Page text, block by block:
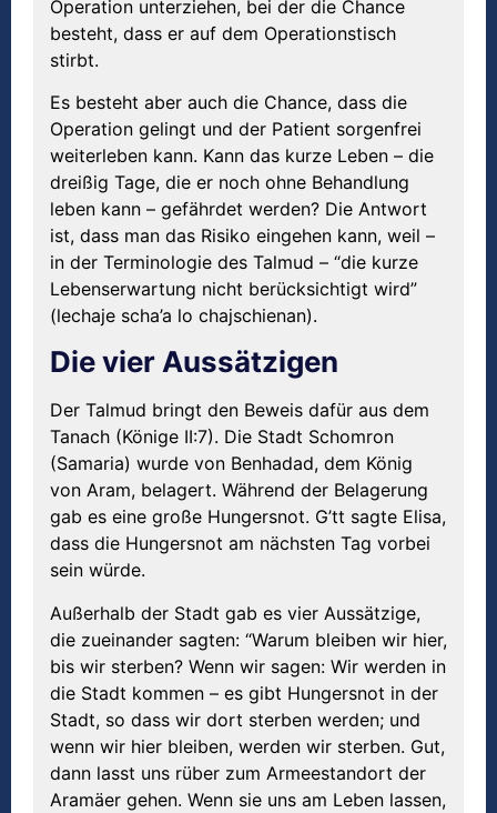
Operation unterziehen, bei der die Chance
besteht, dass er auf dem Operationstisch
stirbt.
Es besteht aber auch die Chance, dass die
Operation gelingt und der Patient sorgenfrei
weiterleben kann. Kann das kurze Leben – die
dreißig Tage, die er noch ohne Behandlung
leben kann – gefährdet werden? Die Antwort
ist, dass man das Risiko eingehen kann, weil –
in der Terminologie des Talmud – “die kurze
Lebenserwartung nicht berücksichtigt wird”
(lechaje scha’a lo chajschienan).
Die vier Aussätzigen
Der Talmud bringt den Beweis dafür aus dem
Tanach (Könige II:7). Die Stadt Schomron
(Samaria) wurde von Benhadad, dem König
von Aram, belagert. Während der Belagerung
gab es eine große Hungersnot. G’tt sagte Elisa,
dass die Hungersnot am nächsten Tag vorbei
sein würde.
Außerhalb der Stadt gab es vier Aussätzige,
die zueinander sagten: “Warum bleiben wir hier,
bis wir sterben? Wenn wir sagen: Wir werden in
die Stadt kommen – es gibt Hungersnot in der
Stadt, so dass wir dort sterben werden; und
wenn wir hier bleiben, werden wir sterben. Gut,
dann lasst uns rüber zum Armeestandort der
Aramäer gehen. Wenn sie uns am Leben lassen,